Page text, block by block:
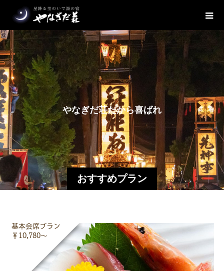
おすすめプラン
やなぎだ荘だから喜ばれる
基本会席プラン
￥10,780～